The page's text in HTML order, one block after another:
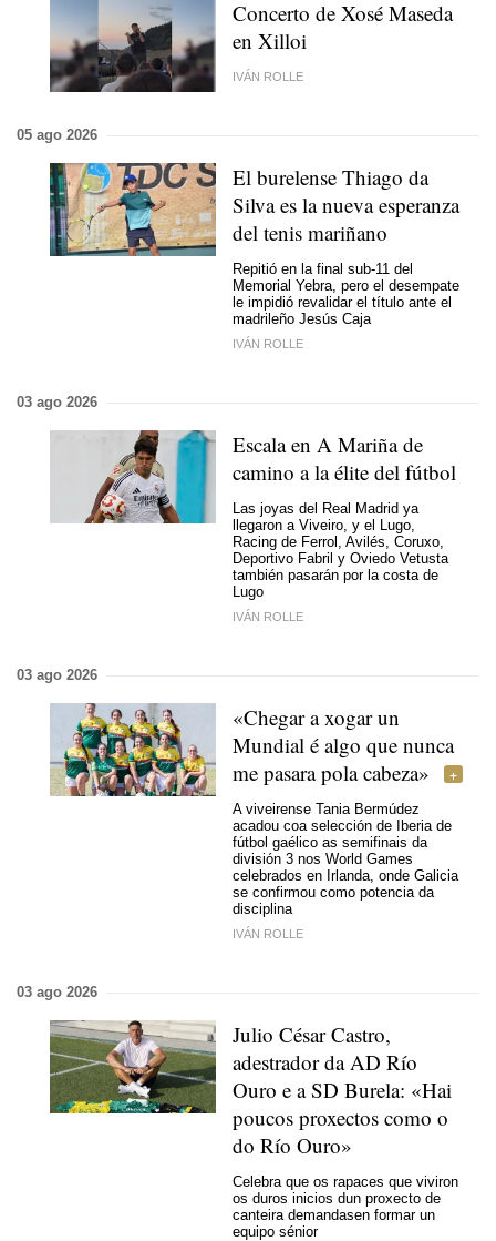
Concerto de Xosé Maseda
en Xilloi
IVÁN ROLLE
05 ago 2026
El burelense Thiago da
Silva es la nueva esperanza
del tenis mariñano
Repitió en la final sub-11 del
Memorial Yebra, pero el desempate
le impidió revalidar el título ante el
madrileño Jesús Caja
IVÁN ROLLE
03 ago 2026
Escala en A Mariña de
camino a la élite del fútbol
Las joyas del Real Madrid ya
llegaron a Viveiro, y el Lugo,
Racing de Ferrol, Avilés, Coruxo,
Deportivo Fabril y Oviedo Vetusta
también pasarán por la costa de
Lugo
IVÁN ROLLE
03 ago 2026
«Chegar a xogar un
Mundial é algo que nunca
me pasara pola cabeza»
A viveirense Tania Bermúdez
acadou coa selección de Iberia de
fútbol gaélico as semifinais da
división 3 nos World Games
celebrados en Irlanda, onde Galicia
se confirmou como potencia da
disciplina
IVÁN ROLLE
03 ago 2026
Julio César Castro,
adestrador da AD Río
Ouro e a SD Burela: «Hai
poucos proxectos como o
do Río Ouro»
Celebra que os rapaces que viviron
os duros inicios dun proxecto de
canteira demandasen formar un
equipo sénior